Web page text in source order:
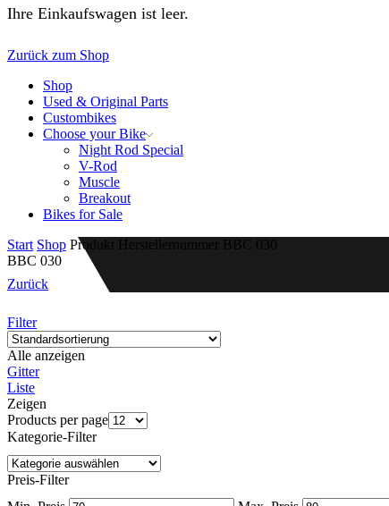
Ihre Einkaufswagen ist leer.
Zurück zum Shop
Shop
Used & Original Parts
Custombikes
Choose your Bike
Night Rod Special
V-Rod
Muscle
Breakout
Bikes for Sale
Start Shop Produkt Herstellernummer
BBC 030
BBC 030
Zurück
Filter
Alle anzeigen
Gitter
Liste
Zeigen
Products per page
Kategorie-Filter
Preis-Filter